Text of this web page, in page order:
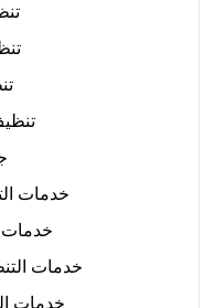
خدمات
خدمات
خدمات
خدمات